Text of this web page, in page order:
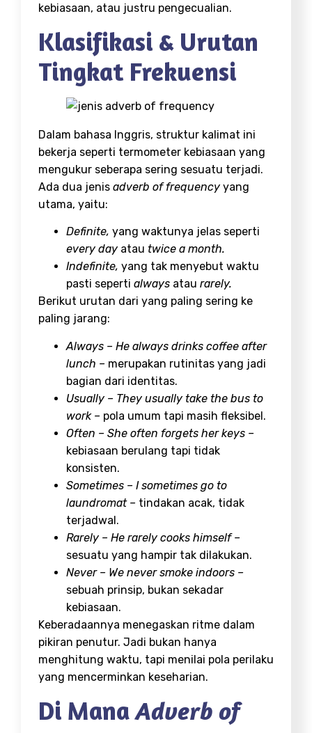
kebiasaan, atau justru pengecualian.
Klasifikasi & Urutan
Tingkat Frekuensi
Dalam bahasa Inggris, struktur kalimat ini
bekerja seperti termometer kebiasaan yang
mengukur seberapa sering sesuatu terjadi.
Ada dua jenis adverb of frequency yang
utama, yaitu:
Definite, yang waktunya jelas seperti
every day atau twice a month.
Indefinite, yang tak menyebut waktu
pasti seperti always atau rarely.
Berikut urutan dari yang paling sering ke
paling jarang:
Always – He always drinks coffee after
lunch – merupakan rutinitas yang jadi
bagian dari identitas.
Usually – They usually take the bus to
work – pola umum tapi masih fleksibel.
Often – She often forgets her keys –
kebiasaan berulang tapi tidak
konsisten.
Sometimes – I sometimes go to
laundromat – tindakan acak, tidak
terjadwal.
Rarely – He rarely cooks himself –
sesuatu yang hampir tak dilakukan.
Never – We never smoke indoors –
sebuah prinsip, bukan sekadar
kebiasaan.
Keberadaannya menegaskan ritme dalam
pikiran penutur. Jadi bukan hanya
menghitung waktu, tapi menilai pola perilaku
yang mencerminkan keseharian.
Di ManaAdverb of